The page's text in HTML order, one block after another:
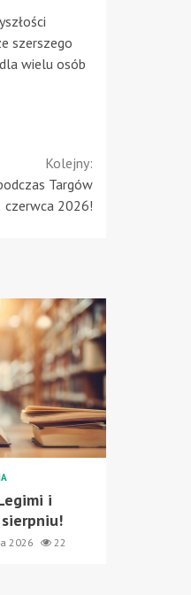
szerszego
wielu osób
Kolejny:
Targów
czerwca 2026!
i
2026 22